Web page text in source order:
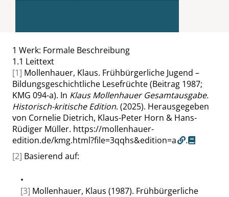
1 Werk: Formale Beschreibung
1.1 Leittext
[1] Mollenhauer, Klaus. Frühbürgerliche Jugend –
Bildungsgeschichtliche Lesefrüchte (Beitrag 1987;
KMG 094-a). In Klaus Mollenhauer Gesamtausgabe.
Historisch-kritische Edition. (2025). Herausgegeben
von Cornelie Dietrich, Klaus-Peter Horn & Hans-
Rüdiger Müller. https://mollenhauer-
edition.de/kmg.html?file=3qqhs&edition=a
.
[2] Basierend auf:
•
[3] Mollenhauer, Klaus (1987). Frühbürgerliche